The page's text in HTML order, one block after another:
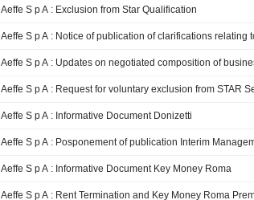
Aeffe S p A : Exclusion from Star Qualification
Aeffe S p A : Updates on negotiated composition of
Aeffe S p A : Request for voluntary exclusion from STAR
Aeffe S p A : Informative Document Donizetti
Aeffe S p A : Informative Document Key Money Roma
Aeffe S p A : Rent Termination and Key Money Roma